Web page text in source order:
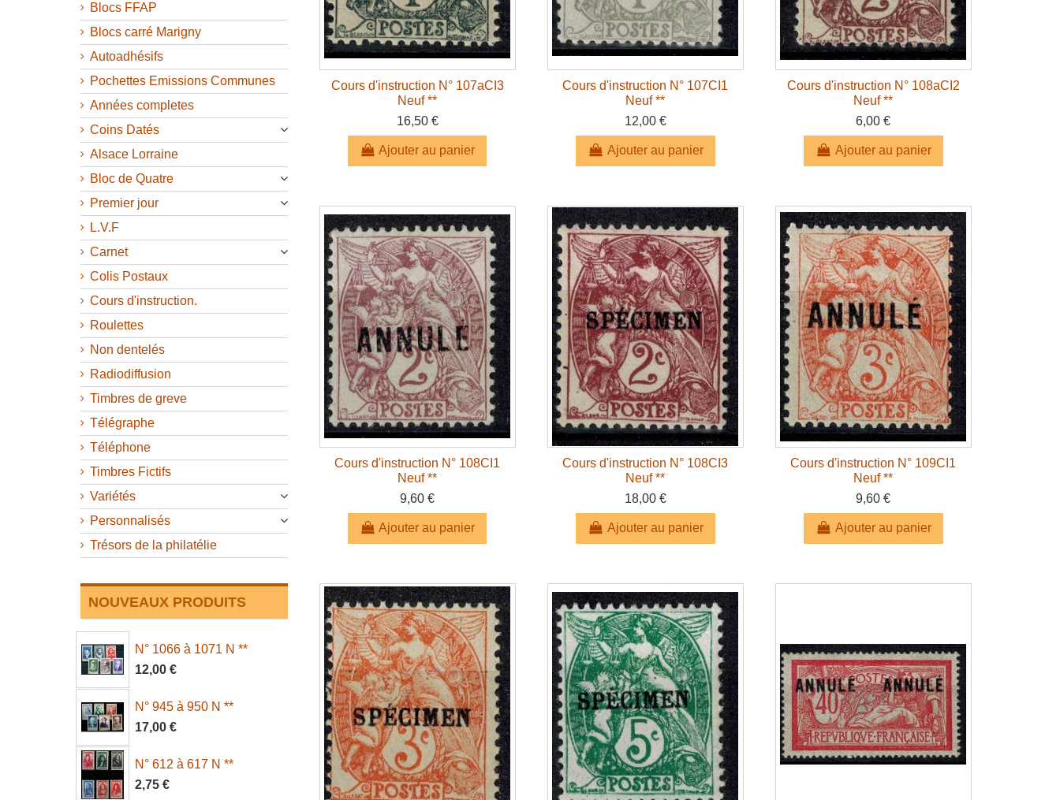
Cours d'instruction N° 107aCI3
Neuf **
16,50 €
Ajouter au panier
Cours d'instruction N° 107CI1
Neuf **
12,00 €
Ajouter au panier
Cours d'instruction N° 108aCI2
Neuf **
6,00 €
Ajouter au panier
Cours d'instruction N° 108CI1
Neuf **
9,60 €
Ajouter au panier
Cours d'instruction N° 108CI3
Neuf **
18,00 €
Ajouter au panier
Cours d'instruction N° 109CI1
Neuf **
9,60 €
Ajouter au panier
Blocs FFAP
Blocs carré Marigny
Autoadhésifs
Pochettes Emissions Communes
Années completes
Coins Datés
Alsace Lorraine
Bloc de Quatre
Premier jour
L.V.F
Carnet
Colis Postaux
Cours d'instruction.
Roulettes
Non dentelés
Radiodiffusion
Timbres de greve
Télégraphe
Téléphone
Timbres Fictifs
Variétés
Personnalisés
Trésors de la philatélie
NOUVEAUX PRODUITS
N° 1066 à 1071 N **
12,00 €
N° 945 à 950 N **
17,00 €
N° 612 à 617 N **
2,75 €